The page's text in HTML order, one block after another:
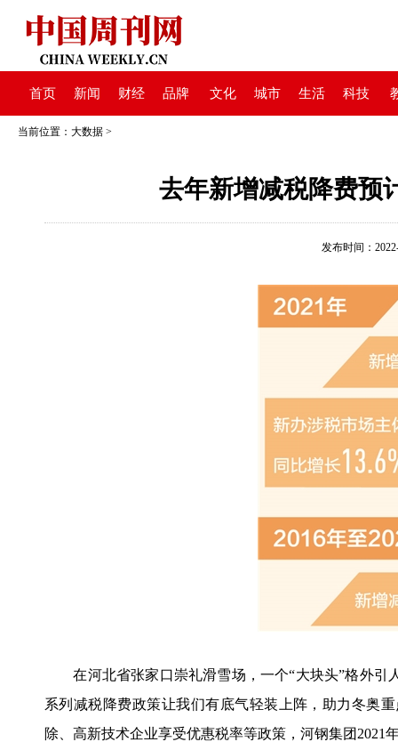
首页 新闻 财经 品牌 文化 城市 生活 科技
当前位置： 大数据 >
去年新增减税降费预
发布时间：
在河北省张家口崇礼滑雪场，一个“大块头”格外引
系列减税降费政策让我们有底气轻装上阵，助力冬奥
除、高新技术企业享受优惠税率等政策，河钢集团2021